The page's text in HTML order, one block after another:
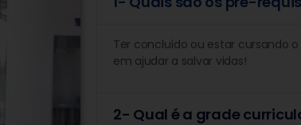
Ter concluído ou estar cursando
em ajudar a salvar vidas!
2- Qual é a grade